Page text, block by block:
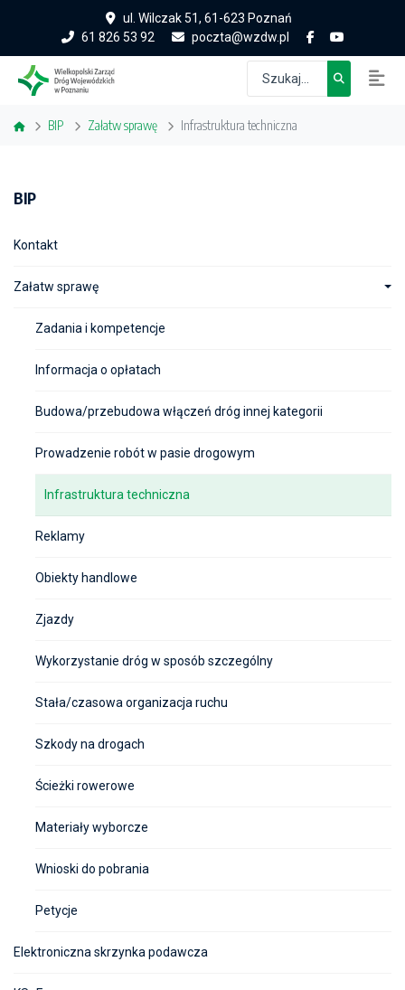
ul. Wilczak 51, 61-623 Poznań
61 826 53 92
poczta@wzdw.pl
BIP Załatw sprawę Infrastruktura techniczna
BIP
Kontakt
Załatw sprawę
Zadania i kompetencje
Informacja o opłatach
Budowa/przebudowa włączeń dróg innej kategorii
Prowadzenie robót w pasie drogowym
Infrastruktura techniczna
Reklamy
Obiekty handlowe
Zjazdy
Wykorzystanie dróg w sposób szczególny
Stała/czasowa organizacja ruchu
Szkody na drogach
Ścieżki rowerowe
Materiały wyborcze
Wnioski do pobrania
Petycje
Elektroniczna skrzynka podawcza